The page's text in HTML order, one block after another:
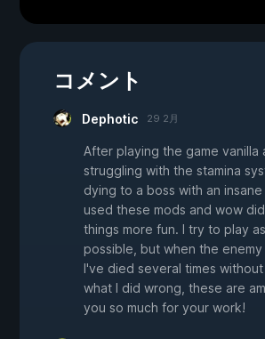
コメント
Dephotic 29 2月
After playing the game vanilla
struggling with the stamina
dying to a boss with an
used these mods and wow
things more fun. I try to play
possible, but when the
I've died several times
what I did wrong, these are
you so much for your work!